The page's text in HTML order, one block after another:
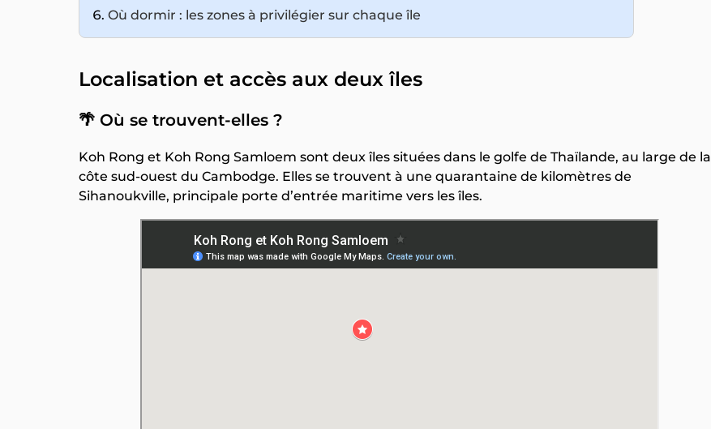
Où dormir : les zones à privilégier sur chaque île
Localisation et accès aux deux îles
🌴 Où se trouvent-elles ?
Koh Rong et Koh Rong Samloem sont deux îles situées dans le golfe de Thaïlande, au large de la
côte sud-ouest du Cambodge. Elles se trouvent à une quarantaine de kilomètres de
Sihanoukville, principale porte d’entrée maritime vers les îles.